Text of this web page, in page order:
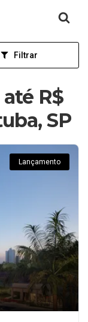
Filtrar
R$
SP
Lançamento